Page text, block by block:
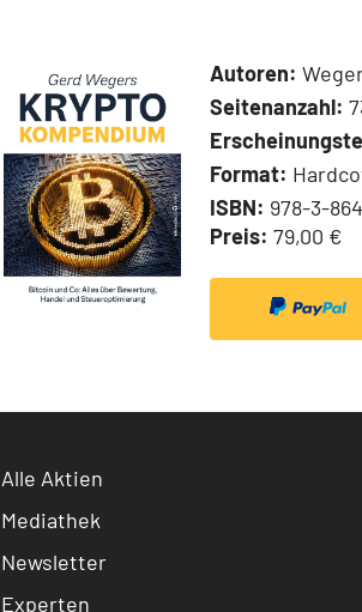
Autoren:
Seitenanzahl:
Format:
ISBN: 978-3-
Preis: 79,00 €
Alle Aktien
Mediathek
Newsletter
Experten